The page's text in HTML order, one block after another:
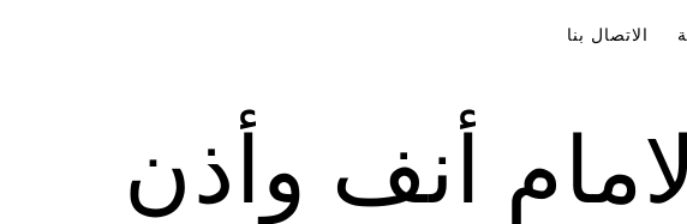
الاتصال بنا
أنف وأذن